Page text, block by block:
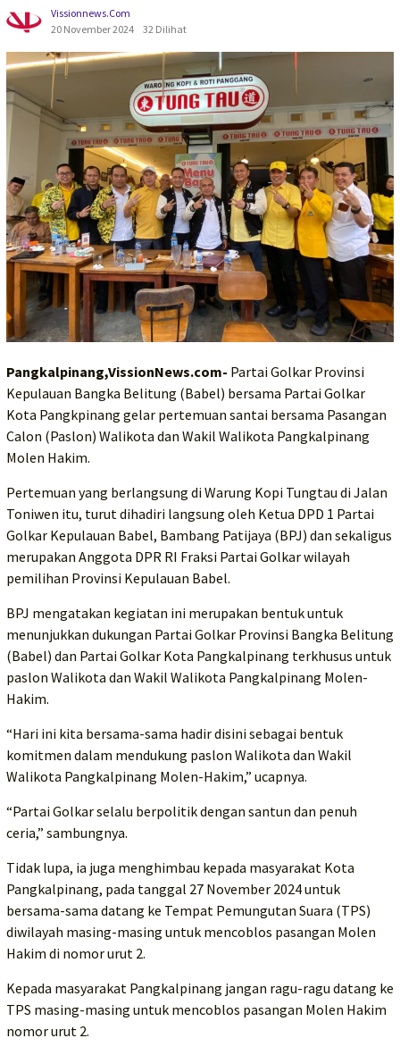
Vissionnews.com
20 November 2024
32 Dilihat
Pangkalpinang,VissionNews.com- Partai Golkar Provinsi
Kepulauan Bangka Belitung (Babel) bersama Partai Golkar
Kota Pangkpinang gelar pertemuan santai bersama Pasangan
Calon (Paslon) Walikota dan Wakil Walikota Pangkalpinang
Molen Hakim.
Pertemuan yang berlangsung di Warung Kopi Tungtau di Jalan
Toniwen itu, turut dihadiri langsung oleh Ketua DPD 1 Partai
Golkar Kepulauan Babel, Bambang Patijaya (BPJ) dan sekaligus
merupakan Anggota DPR RI Fraksi Partai Golkar wilayah
pemilihan Provinsi Kepulauan Babel.
BPJ mengatakan kegiatan ini merupakan bentuk untuk
menunjukkan dukungan Partai Golkar Provinsi Bangka Belitung
(Babel) dan Partai Golkar Kota Pangkalpinang terkhusus untuk
paslon Walikota dan Wakil Walikota Pangkalpinang Molen-
Hakim.
“Hari ini kita bersama-sama hadir disini sebagai bentuk
komitmen dalam mendukung paslon Walikota dan Wakil
Walikota Pangkalpinang Molen-Hakim,” ucapnya.
“Partai Golkar selalu berpolitik dengan santun dan penuh
ceria,” sambungnya.
Tidak lupa, ia juga menghimbau kepada masyarakat Kota
Pangkalpinang, pada tanggal 27 November 2024 untuk
bersama-sama datang ke Tempat Pemungutan Suara (TPS)
diwilayah masing-masing untuk mencoblos pasangan Molen
Hakim di nomor urut 2.
Kepada masyarakat Pangkalpinang jangan ragu-ragu datang ke
TPS masing-masing untuk mencoblos pasangan Molen Hakim
nomor urut 2.